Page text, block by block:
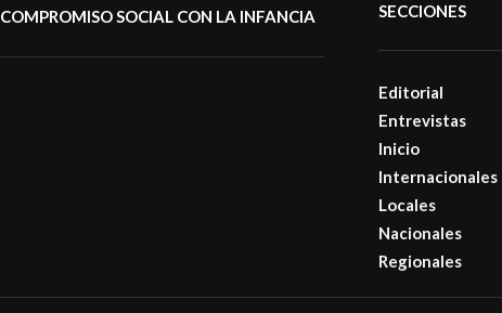
COMPROMISO SOCIAL CON LA INFANCIA SECCIONES
Editorial
Entrevistas
Inicio
Internacionales
Locales
Nacionales
Regionales